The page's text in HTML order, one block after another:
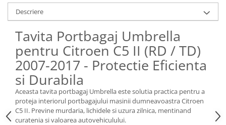
Descriere
Tavita Portbagaj Umbrella
pentru Citroen C5 II (RD / TD)
2007-2017 - Protectie Eficienta
si Durabila
Aceasta tavita portbagaj Umbrella este solutia practica pentru a
proteja interiorul portbagajului masinii dumneavoastra Citroen
C5 II. Previne murdaria, lichidele si uzura zilnica, mentinand
curatenia si valoarea autovehiculului.